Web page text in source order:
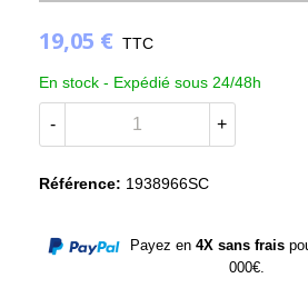
19,05 € TTC
En stock - Expédié sous 24/48h
- +
Référence: 1938966SC
Payez en 4X sans frais
000€.